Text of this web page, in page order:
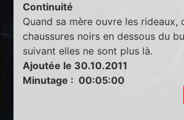
Continuité
Quand sa mère ouvre les rideaux,
chaussures noirs en dessous du
suivant elles ne sont plus là.
Ajoutée le 30.10.2011
Minutage : 00:05:00